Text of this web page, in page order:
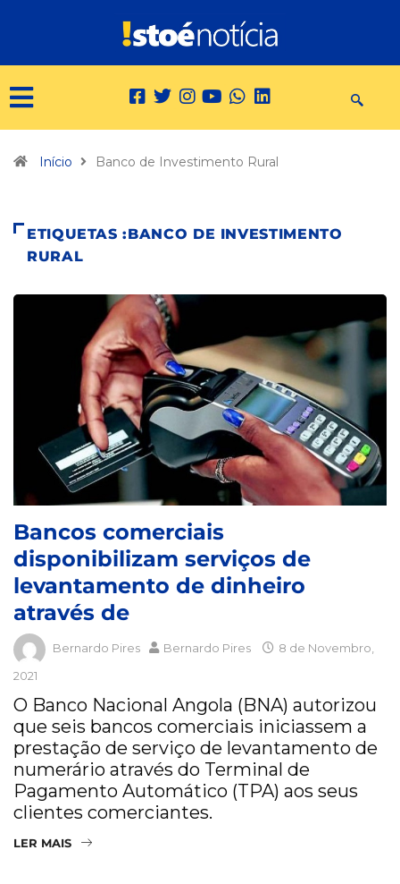
Início Banco de Investimento Rural
ETIQUETAS :BANCO DE INVESTIMENTO
RURAL
Bancos comerciais
disponibilizam serviços de
levantamento de dinheiro
através de
Bernardo Pires Bernardo Pires
8 de Novembro,
2021
O Banco Nacional Angola (BNA) autorizou
que seis bancos comerciais iniciassem a
prestação de serviço de levantamento de
numerário através do Terminal de
Pagamento Automático (TPA) aos seus
clientes comerciantes.
LER MAIS